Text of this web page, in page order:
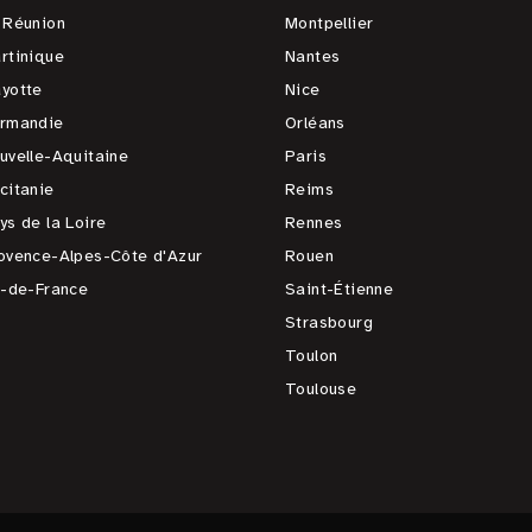
Aquitaine
de la Loire
Alpes-Côte d'Azur
de-France
Montpellier
Nantes
Nice
Orléans
Paris
Reims
Rennes
Rouen
Saint-Étienne
Strasbourg
Toulon
Toulouse